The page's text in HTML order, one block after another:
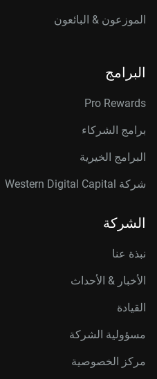
الموزعون & البائعون
البرامج
Pro Rewards
برامج الشركاء
البرامج الخيرية
شركة Western Digital Capital
الشركة
نبذة عنا
الأخبار & الأحداث
القيادة
مسؤولية الشركة
مركز الخصوصية